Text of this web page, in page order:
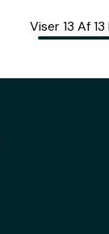
Viser 13 Af 13